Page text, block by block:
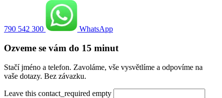
790 542 300 WhatsApp
Ozveme se vám do 15 minut
Stačí jméno a telefon. Zavoláme, vše vysvětlíme a odpovíme na
vaše dotazy. Bez závazku.
Leave this contact_required empty